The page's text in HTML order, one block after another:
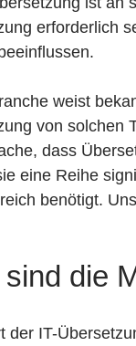
erforderlich
weist
von solchen
dass
eine Reihe
benötigt.
die
der IT-